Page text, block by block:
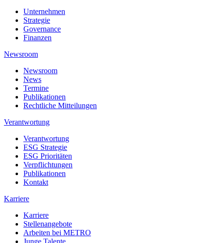
Unternehmen
Strategie
Governance
Finanzen
Newsroom
Newsroom
News
Termine
Publikationen
Rechtliche Mitteilungen
Verantwortung
Verantwortung
ESG Strategie
ESG Prioritäten
Verpflichtungen
Publikationen
Kontakt
Karriere
Karriere
Stellenangebote
Arbeiten bei METRO